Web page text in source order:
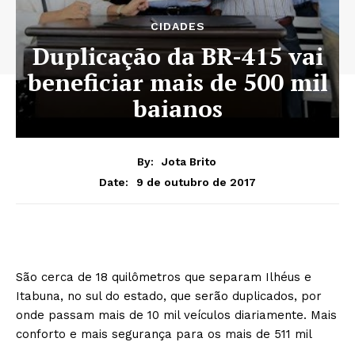
CIDADES
Duplicação da BR-415 vai
beneficiar mais de 500 mil
baianos
By:
Jota Brito
Date:
9 de outubro de 2017
São cerca de 18 quilômetros que separam Ilhéus e
Itabuna, no sul do estado, que serão duplicados, por
onde passam mais de 10 mil veículos diariamente. Mais
conforto e mais segurança para os mais de 511 mil